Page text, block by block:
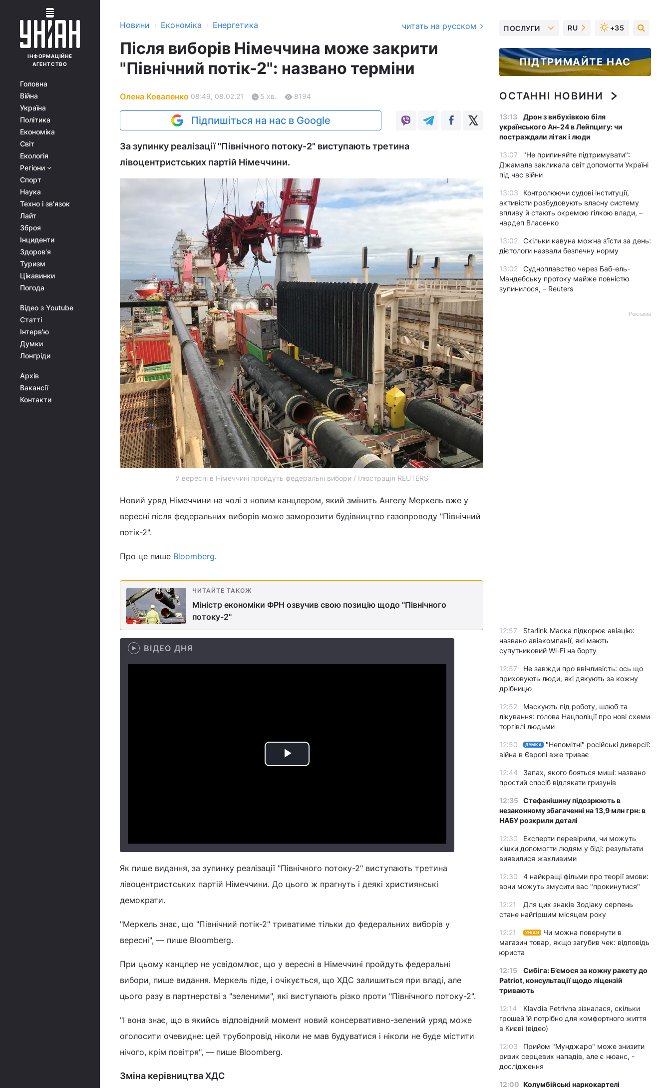
ІНФОРМАЦІЙНЕ
АГЕНТСТВО
Головна
Війна
Україна
Політика
Економіка
Світ
Екологія
Регіони
Спорт
Наука
Техно і зв'язок
Лайт
Зброя
Інциденти
Здоров'я
Туризм
Цікавинки
Погода
Відео з Youtube
Статті
Інтерв'ю
Думки
Лонгріди
Архів
Вакансії
Контакти
Новини › Економіка › Енергетика читать на русском
Після виборів Німеччина може закрити
"Північний потік-2": названо терміни
Олена Коваленко 08:49, 08.02.21 5 хв. 8194
Підпишіться на нас в Google
За зупинку реалізації "Північного потоку-2" виступають третина
лівоцентристських партій Німеччини.
У вересні в Німеччині пройдуть федеральні вибори / Ілюстрація REUTERS
Новий уряд Німеччини на чолі з новим канцлером, який змінить Ангелу Меркель вже у
вересні після федеральних виборів може заморозити будівництво газопроводу "Північний
потік-2".
Про це пише Bloomberg.
ЧИТАЙТЕ ТАКОЖ
Міністр економіки ФРН озвучив свою позицію щодо "Північного
потоку-2"
ВІДЕО ДНЯ
Play
Як пише видання, за зупинку реалізації "Північного потоку-2" виступають третина
лівоцентристських партій Німеччини. До цього ж прагнуть і деякі християнські
демократи.
"Меркель знає, що "Північний потік-2" триватиме тільки до федеральних виборів у
вересні", — пише Bloomberg.
При цьому канцлер не усвідомлює, що у вересні в Німеччині пройдуть федеральні
вибори, пише видання. Меркель піде, і очікується, що ХДС залишиться при владі, але
цього разу в партнерстві з "зеленими", які виступають різко проти "Північного потоку-2".
"І вона знає, що в якийсь відповідний момент новий консервативно-зелений уряд може
оголосити очевидне: цей трубопровід ніколи не мав будуватися і ніколи не буде містити
нічого, крім повітря", — пише Bloomberg.
Зміна керівництва ХДС
ПОСЛУГИ RU +35
ПІДТРИМАЙТЕ НАС
ОСТАННІ НОВИНИ
13:13
Дрон з вибухівкою біля
українського Ан-24 в Лейпцигу: чи
постраждали літак і люди
13:07
"Не припиняйте підтримувати":
Джамала закликала світ допомогти Україні
під час війни
13:03
Контролюючи судові інституції,
активісти розбудовують власну систему
впливу й стають окремою гілкою влади, –
нардеп Власенко
13:02
Скільки кавуна можна з’їсти за день:
дієтологи назвали безпечну норму
13:02
Судноплавство через Баб-ель-
Мандебську протоку майже повністю
зупинилося, – Reuters
Реклама
12:57
Starlink Маска підкорює авіацію:
названо авіакомпанії, які мають
супутниковий Wi-Fi на борту
12:57
Не завжди про ввічливість: ось що
приховують люди, які дякують за кожну
дрібницю
12:52
Маскують під роботу, шлюб та
лікування: голова Нацполіції про нові схеми
торгівлі людьми
12:50 ДУМКА
"Непомітні" російські диверсії:
війна в Європі вже триває
12:44
Запах, якого бояться миші: названо
простий спосіб відлякати гризунів
12:35 Стефанішину підозрюють в
незаконному збагаченні на 13,9 млн грн: в
НАБУ розкрили деталі
12:30
Експерти перевірили, чи можуть
кішки допомогти людям у біді: результати
виявилися жахливими
12:30
4 найкращі фільми про теорії змови:
вони можуть змусити вас "прокинутися"
12:21
Для цих знаків Зодіаку серпень
стане найгіршим місяцем року
12:21 УНІАН
Чи можна повернути в
магазин товар, якщо загубив чек: відповідь
юриста
12:15
Сибіга: Б’ємося за кожну ракету до
Patriot, консультації щодо ліцензій
тривають
12:14
Klavdia Petrivna зізналася, скільки
грошей їй потрібно для комфортного життя
в Києві (відео)
12:03
Прийом "Мунджаро" може знизити
ризик серцевих нападів, але є нюанс, -
дослідження
12:00 Колумбійські наркокартелі